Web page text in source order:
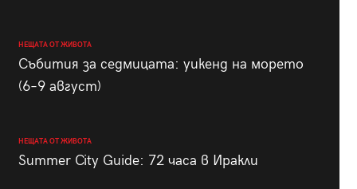
НЕЩАТА ОТ ЖИВОТА
Събития за седмицата: уикенд на морето
(6–9 август)
НЕЩАТА ОТ ЖИВОТА
Summer City Guide: 72 часа в Иракли